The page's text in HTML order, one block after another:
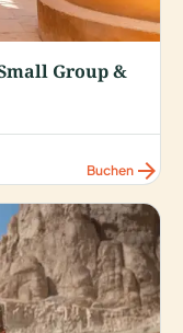
Group &
Buchen arrow_forward